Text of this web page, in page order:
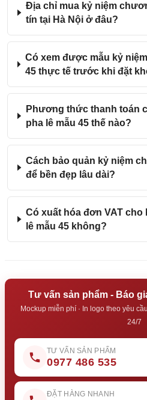
Địa chỉ mua kỷ niệm
tín tại Hà Nội ở đâu?
Có xem được mẫu kỷ
45 thực tế trước khi đặt
Phương thức thanh toán
pha lê mẫu 45 thế nào?
Cách bảo quản kỷ niệm
để bền đẹp lâu dài?
Có xuất hóa đơn VAT
lê mẫu 45 không?
Tư vấn sản phẩm - Báo
Mockup miễn phí · In logo theo yêu
24/7
TƯ VẤN SẢN PHẨM
0977 486 535
ĐẶT HÀNG NHANH